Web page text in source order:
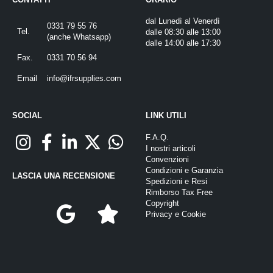
Tel.
0331 79 55 76
(anche Whatsapp)
Fax. 0331 70 56 94
Email info@ifrsupplies.com
dal Lunedì al Venerdì
dalle 08:30 alle 13:00
dalle 14:00 alle 17:30
SOCIAL
LASCIA UNA RECENSIONE
LINK UTILI
F.A.Q.
I nostri articoli
Convenzioni
Condizioni e Garanzia
Spedizioni e Resi
Rimborso Tax Free
Copyright
Privacy e Cookie